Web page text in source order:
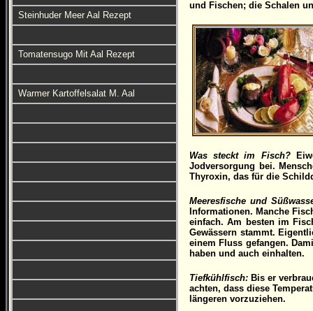
Steinhuder Meer Aal Rezept
Tomatensugo Mit Aal Rezept
Warmer Kartoffelsalat M. Aal
und Fischen; die Schalen
Was steckt im Fisch?
Jodversorgung bei.
Thyroxin, das für die
Meeresfische und
Informationen. Manche
einfach. Am besten im
Gewässern stammt.
einem Fluss gefangen.
haben und auch einhalten.
Tiefkühlfisch: Bis er
achten, dass diese
längeren vorzuziehen.